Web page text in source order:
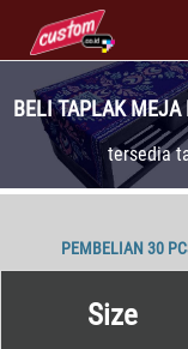
BELI TAPLAK MEJA
tersedia
PEMBELIAN 30
Size